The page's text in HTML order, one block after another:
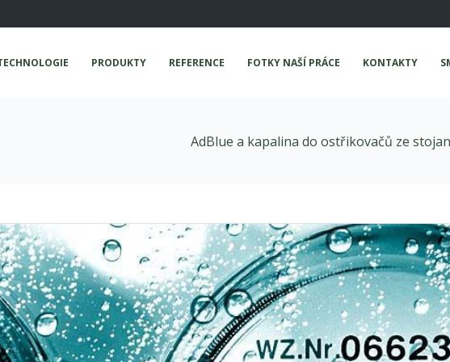
PRODUKTY REFERENCE FOTKY NAŠÍ PRÁCE KONTAKTY
AdBlue a kapalina do ostřikovačů ze